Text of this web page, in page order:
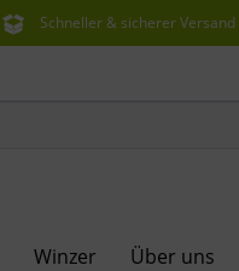
Schneller & sicherer Versand
Winzer Über uns